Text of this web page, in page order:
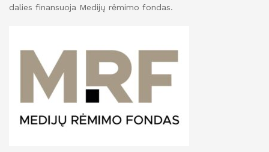
dalies finansuoja Medijų rėmimo fondas.